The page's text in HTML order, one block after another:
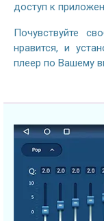
доступ к
Почувствуйте
нравится, и
плеер по Вашему